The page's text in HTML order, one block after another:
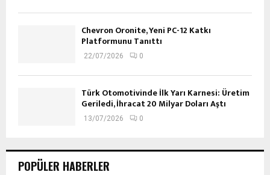
Chevron Oronite, Yeni PC-12 Katkı
Platformunu Tanıttı
22/07/2026 0
Türk Otomotivinde İlk Yarı Karnesi: Üretim
Geriledi, İhracat 20 Milyar Doları Aştı
13/07/2026 0
POPÜLER HABERLER